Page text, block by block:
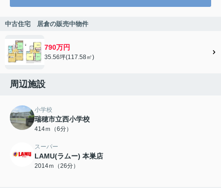
中古住宅 居倉の販売中物件
790万円
35.56坪(117.58㎡)
周辺施設
小学校
瑞穂市立西小学校
414ｍ（6分）
スーパー
LAMU(ラムー) 本巣店
2014ｍ（26分）